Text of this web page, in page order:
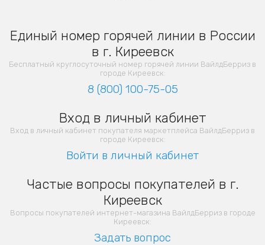
Единый номер горячей линии в России
в г. Киреевск
Бесплатный круглосуточный номер горячей линии ВайлдБерриз в
городе Киреевск:
8 (800) 100-75-05
Вход в личный кабинет
Вход в личный кабинет покупателя маркетплейса ВайлдБерриз в
городе Киреевск:
Войти в личный кабинет
Частые вопросы покупателей в г.
Киреевск
Вопросы покупателей интернет-магазина ВайлдБерриз в городе
Киреевск:
Задать вопрос